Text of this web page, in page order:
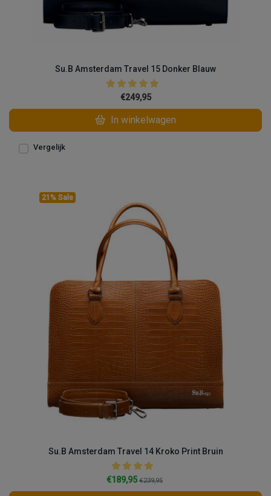
Su.B Amsterdam Travel 15 Donker Blauw
€249,95
In winkelwagen
Vergelijk
21% Sale
Su.B Amsterdam Travel 14 Kroko Print Bruin
€189,95€239,95